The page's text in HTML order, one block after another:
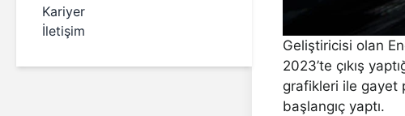
Kariyer
İletişim
Geliştiricisi olan
2023’te çıkış
grafikleri ile gayet
başlangıç yaptı.